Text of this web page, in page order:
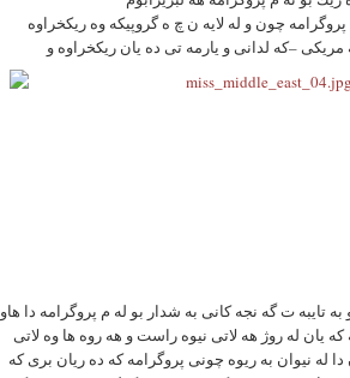
چون و له لايه ن چ ه گروپيكه وه ريكخراوه
مریکی –که لدانی و یارمه تی ده یان ریکخراوه و
تايبه ت گه نجه كانى به شدار بو له م پروگرامه دا هاو
يان له روژ هه لاتى نيوه راست و هه روه ها وه لاتى
دا له نيوان به ريوه چونى پروگرامه كه ده ريان برى كه